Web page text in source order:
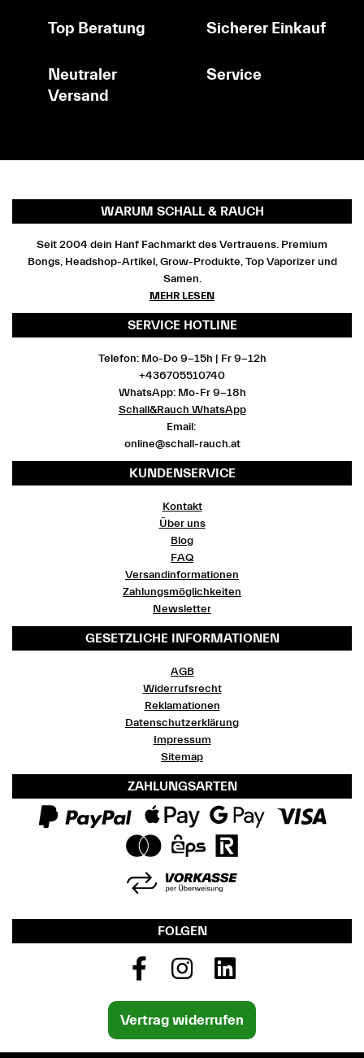
Top Beratung Sicherer Einkauf
Neutraler
Versand
Service
WARUM SCHALL & RAUCH
Seit 2004 dein Hanf Fachmarkt des Vertrauens. Premium
Bongs, Headshop-Artikel, Grow-Produkte, Top Vaporizer und
Samen.
MEHR LESEN
SERVICE HOTLINE
Telefon: Mo-Do 9-15h | Fr 9-12h
+436705510740
WhatsApp: Mo-Fr 9-18h
Schall&Rauch WhatsApp
Email:
online@schall-rauch.at
KUNDENSERVICE
Kontakt
Über uns
Blog
FAQ
Versandinformationen
Zahlungsmöglichkeiten
Newsletter
GESETZLICHE INFORMATIONEN
AGB
Widerrufsrecht
Reklamationen
Datenschutzerklärung
Impressum
Sitemap
ZAHLUNGSARTEN
FOLGEN
Vertrag widerrufen